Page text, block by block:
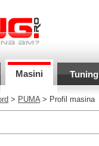
Masini Tuning
> PUMA> Profil masina